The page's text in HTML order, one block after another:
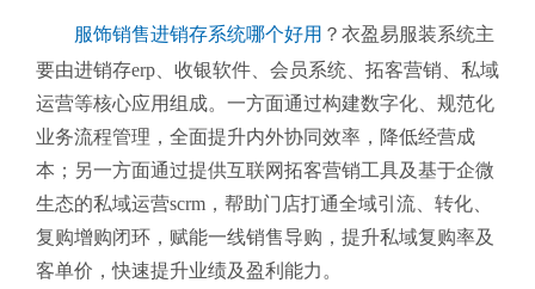
服饰销售进销存系统哪个好用 ？衣盈易服装系统主
要由进销存erp、收银软件、会员系统、拓客营销、私域
运营等核心应用组成。一方面通过构建数字化、规范化
业务流程管理，全面提升内外协同效率，降低经营成
本；另一方面通过提供互联网拓客营销工具及基于企微
生态的私域运营scrm，帮助门店打通全域引流、转化、
复购增购闭环，赋能一线销售导购，提升私域复购率及
客单价，快速提升业绩及盈利能力。